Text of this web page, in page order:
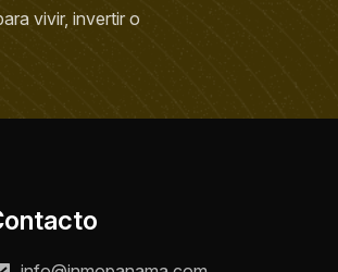
vivir, invertir o